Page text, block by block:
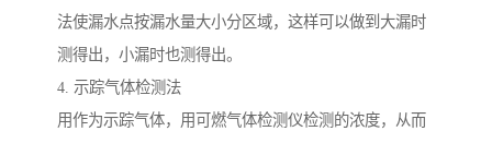
法使漏水点按漏水量大小分区域，这样可以做到大漏时
测得出，小漏时也测得出。
4. 示踪气体检测法
用作为示踪气体，用可燃气体检测仪检测的浓度，从而